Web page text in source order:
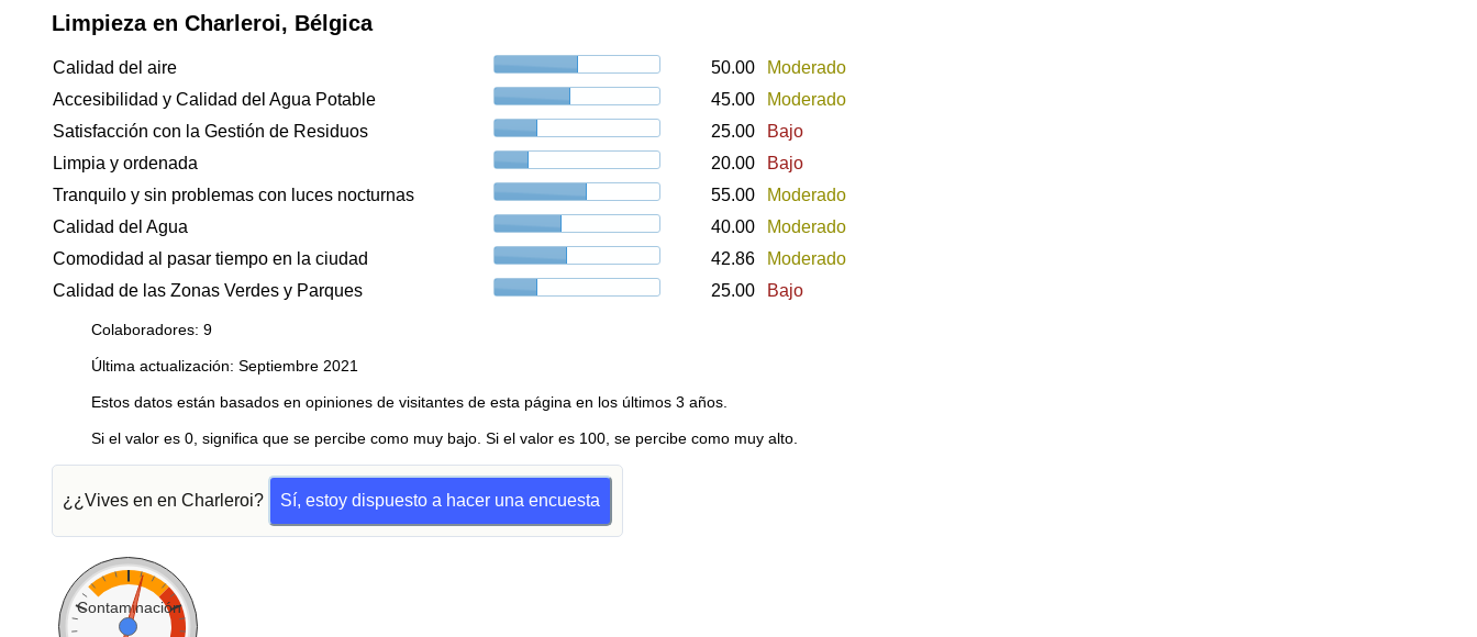
Limpieza en Charleroi, Bélgica
Calidad del aire 50.00
Moderado
Accesibilidad y Calidad del Agua Potable
45.00
Moderado
Satisfacción con la Gestión de Residuos
25.00
Bajo
Limpia y ordenada
20.00
Bajo
Tranquilo y sin problemas con luces nocturnas
55.00
Moderado
Calidad del Agua
40.00
Moderado
Comodidad al pasar tiempo en la ciudad
42.86
Moderado
Calidad de las Zonas Verdes y Parques
25.00 Bajo
Colaboradores: 9
Última actualización: Septiembre 2021
Estos datos están basados en opiniones de visitantes de esta página en los últimos 3 años.
Si el valor es 0, significa que se percibe como muy bajo. Si el valor es 100, se percibe como muy alto.
¿¿Vives en en Charleroi? Sí, estoy dispuesto a hacer una encuesta
Contaminación